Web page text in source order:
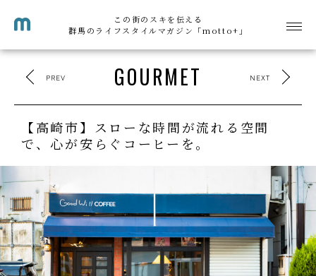
この街のスキを伝える
群馬のライフスタイルマガジン「motto+」
GOURMET
PREV NEXT
【高崎市】スローな時間が流れる空間
で、心が安らぐコーヒーを。